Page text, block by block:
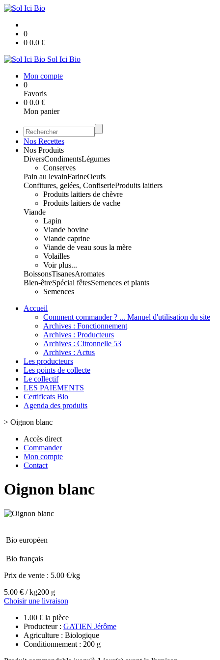
0
0 0.0 €
Sol Ici Bio
Mon compte
0
Favoris
0 0.0 €
Mon panier
Nos Recettes
Nos Produits
DiversCondimentsLégumes
Conserves
Pain au levainFarineOeufs
Confitures, gelées, ConfiserieProduits laitiers
Produits laitiers de chèvre
Produits laitiers de vache
Viande
Lapin
Viande bovine
Viande caprine
Viande de veau sous la mère
Volailles
Voir plus...
BoissonsTisanesAromates
Bien-êtreSpécial fêtesSemences et plants
Semences
Accueil
Comment commander ? ... Manuel d'utilisation du site
Archives : Fonctionnement
Archives : Producteurs
Archives : Citronnelle 53
Archives : Actus
Les producteurs
Les points de collecte
Le collectif
LES PAIEMENTS
Certificats Bio
Agenda des produits
> Oignon blanc
Accès direct
Commander
Mon compte
Contact
Oignon blanc
Bio européen
Bio français
Prix de vente : 5.00 €/kg
5.00 € / kg200 g
Choisir une livraison
1.00 € la pièce
Producteur : GATIEN Jérôme
Agriculture : Biologique
Conditionnement : 200 g